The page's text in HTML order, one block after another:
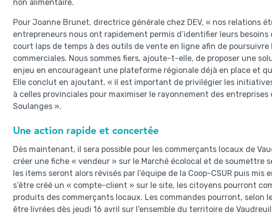
non alimentaire.
Pour Joanne Brunet, directrice générale chez DEV, « nos relations
entrepreneurs nous ont rapidement permis d’identifier leurs besoins
court laps de temps à des outils de vente en ligne afin de
commerciales. Nous sommes fiers, ajoute-t-elle, de proposer une
enjeu en encourageant une plateforme régionale déjà en place et
Elle conclut en ajoutant, « il est important de privilégier les
à celles provinciales pour maximiser le rayonnement des entreprises
Soulanges ».
Une action rapide et concertée
Dès maintenant, il sera possible pour les commerçants locaux de
créer une fiche « vendeur » sur le Marché écolocal et de soumettre
les items seront alors révisés par l’équipe de la Coop-CSUR puis mis
s’être créé un « compte-client » sur le site, les citoyens pourront
produits des commerçants locaux. Les commandes pourront, selon
être livrées dès jeudi 16 avril sur l’ensemble du territoire de